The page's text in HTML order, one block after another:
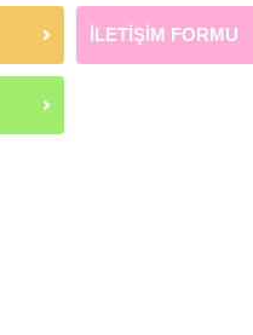
İLETİŞİM FORMU